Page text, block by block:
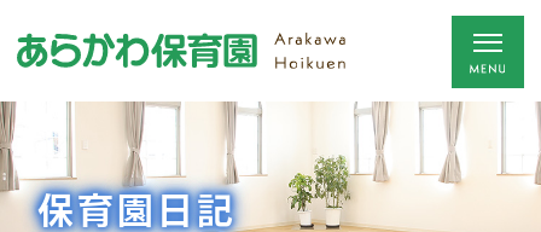
保育園日記